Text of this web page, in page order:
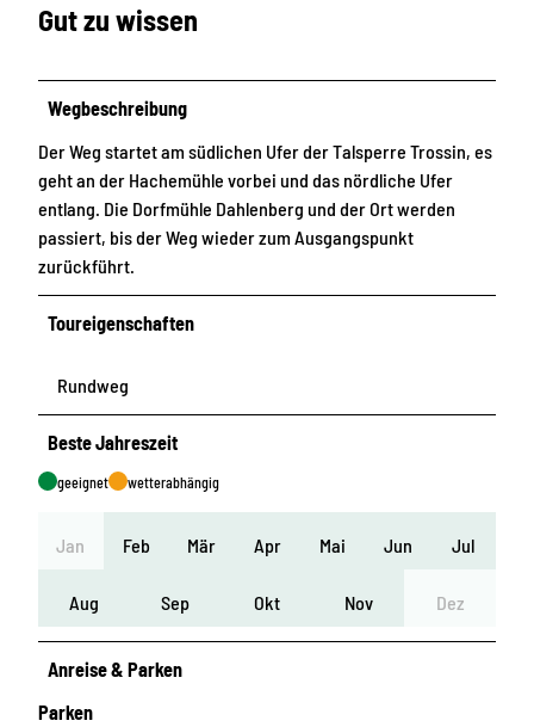
Gut zu wissen
Wegbeschreibung
Der Weg startet am südlichen Ufer der Talsperre Trossin, es
geht an der Hachemühle vorbei und das nördliche Ufer
entlang. Die Dorfmühle Dahlenberg und der Ort werden
passiert, bis der Weg wieder zum Ausgangspunkt
zurückführt.
Toureigenschaften
Rundweg
Beste Jahreszeit
geeignet wetterabhängig
Jan Feb Mär Apr Mai Jun Jul
Aug Sep Okt Nov Dez
Anreise & Parken
Parken